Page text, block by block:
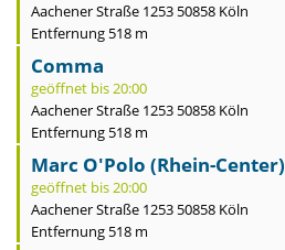
Aachener Straße 1253 50858 Köln
Entfernung 518 m
Comma
geöffnet bis 20:00
Aachener Straße 1253 50858 Köln
Entfernung 518 m
Marc O'Polo (Rhein-Center)
geöffnet bis 20:00
Aachener Straße 1253 50858 Köln
Entfernung 518 m